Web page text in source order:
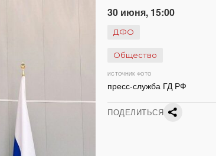
30 июня, 15:00
ДФО
Общество
ИСТОЧНИК ФОТО
пресс-служба ГД РФ
ПОДЕЛИТЬСЯ